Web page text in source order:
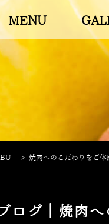
MENU
> 焼肉へのこだわりをご
ブログ｜焼肉